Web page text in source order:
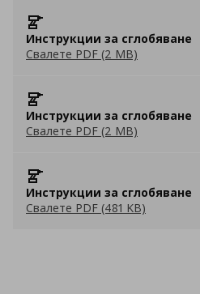
Инструкции за сглобяване
Свалете PDF (2 MB)
Инструкции за сглобяване
Свалете PDF (2 MB)
Инструкции за сглобяване
Свалете PDF (481 KB)